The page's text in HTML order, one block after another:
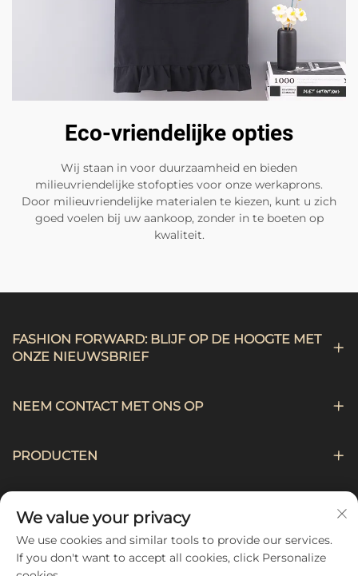
Eco-vriendelijke opties
Wij staan in voor duurzaamheid en bieden
milieuvriendelijke stofopties voor onze werkaprons.
Door milieuvriendelijke materialen te kiezen, kunt u zich
goed voelen bij uw aankoop, zonder in te boeten op
kwaliteit.
FASHION FORWARD: BLIJF OP DE HOOGTE MET
ONZE NIEUWSBRIEF
NEEM CONTACT MET ONS OP
PRODUCTEN
VOLG ONS
We value your privacy
We use cookies and similar tools to provide our services.
If you don't want to accept all cookies, click Personalize